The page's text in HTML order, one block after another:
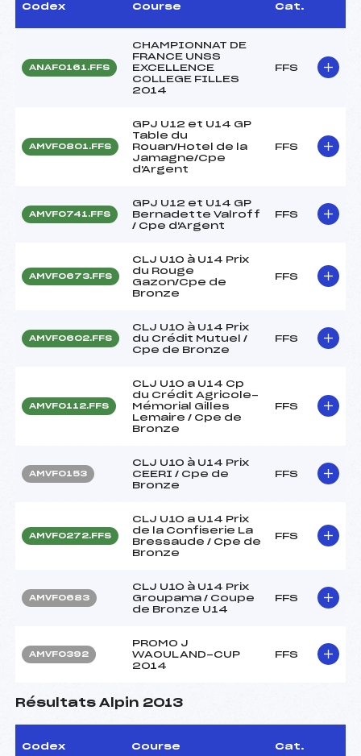
Codex Course Cat.
ANAF0161.FFS
CHAMPIONNAT DE
FRANCE UNSS
EXCELLENCE
COLLEGE FILLES
2014
FFS
AMVF0801.FFS
GPJ U12 et U14 GP
Table du
Rouan/Hotel de la
Jamagne/Cpe
d'Argent
FFS
AMVF0741.FFS
GPJ U12 et U14 GP
Bernadette Valroff
/ Cpe d'Argent
FFS
AMVF0673.FFS
CLJ U10 à U14 Prix
du Rouge
Gazon/Cpe de
Bronze
FFS
AMVF0602.FFS
CLJ U10 à U14 Prix
du Crédit Mutuel /
Cpe de Bronze
FFS
AMVF0112.FFS
CLJ U10 a U14 Cp
du Crédit Agricole-
Mémorial Gilles
Lemaire / Cpe de
Bronze
FFS
AMVF0153
CLJ U10 à U14 Prix
CEERI / Cpe de
Bronze
FFS
AMVF0272.FFS
CLJ U10 a U14 Prix
de la Confiserie La
Bressaude / Cpe de
Bronze
FFS
AMVF0683
CLJ U10 à U14 Prix
Groupama / Coupe
de Bronze U14
FFS
AMVF0392
PROMO J
WAOULAND-CUP
2014
FFS
Résultats Alpin 2013
Codex Course Cat.